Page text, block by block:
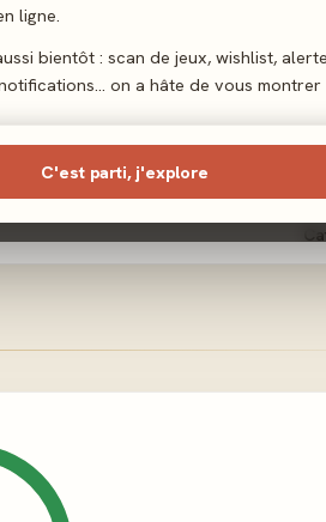
ligne.
bientôt : scan de jeux, wishlist,
on a hâte de vous montrer
C'est parti, j'explore